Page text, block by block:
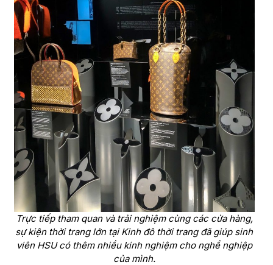
Trực tiếp tham quan và trải nghiệm cùng các cửa hàng,
sự kiện thời trang lớn tại Kinh đô thời trang đã giúp sinh
viên HSU có thêm nhiều kinh nghiệm cho nghề nghiệp
của mình.